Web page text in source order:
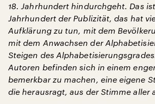
18. Jahrhundert hindurchgeht. Das
Jahrhundert der Publizität, das hat
Aufklärung zu tun, mit dem
mit dem Anwachsen der
Steigen des
Autoren befinden sich in einem
bemerkbar zu machen, eine eigene
die herausragt, aus der Stimme aller